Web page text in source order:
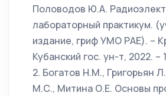
Половодов Ю.А.
лабораторный практикум.
издание, гриф УМО РАЕ). –
Кубанский гос. ун-т, 2022. –
2. Богатов Н.М., Григорьян
М.С., Митина О.Е. Основы